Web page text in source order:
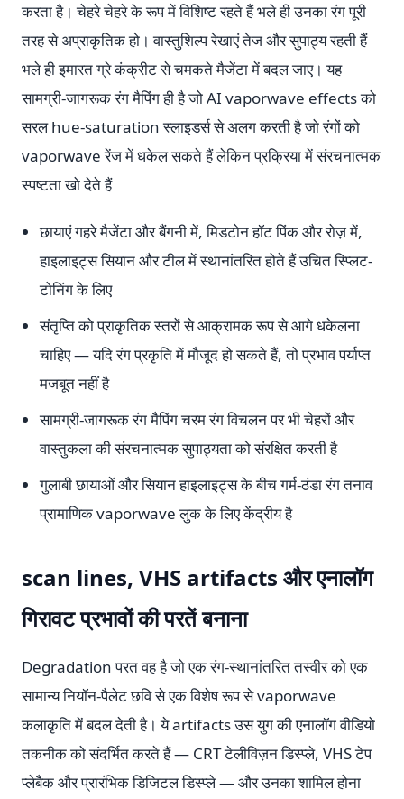
करता है। चेहरे चेहरे के रूप में विशिष्ट रहते हैं भले ही उनका रंग पूरी
तरह से अप्राकृतिक हो। वास्तुशिल्प रेखाएं तेज और सुपाठ्य रहती हैं
भले ही इमारत ग्रे कंक्रीट से चमकते मैजेंटा में बदल जाए। यह
सामग्री-जागरूक रंग मैपिंग ही है जो AI vaporwave effects को
सरल hue-saturation स्लाइडर्स से अलग करती है जो रंगों को
vaporwave रेंज में धकेल सकते हैं लेकिन प्रक्रिया में संरचनात्मक
स्पष्टता खो देते हैं
छायाएं गहरे मैजेंटा और बैंगनी में, मिडटोन हॉट पिंक और रोज़ में,
हाइलाइट्स सियान और टील में स्थानांतरित होते हैं उचित स्प्लिट-
टोनिंग के लिए
संतृप्ति को प्राकृतिक स्तरों से आक्रामक रूप से आगे धकेलना
चाहिए — यदि रंग प्रकृति में मौजूद हो सकते हैं, तो प्रभाव पर्याप्त
मजबूत नहीं है
सामग्री-जागरूक रंग मैपिंग चरम रंग विचलन पर भी चेहरों और
वास्तुकला की संरचनात्मक सुपाठ्यता को संरक्षित करती है
गुलाबी छायाओं और सियान हाइलाइट्स के बीच गर्म-ठंडा रंग तनाव
प्रामाणिक vaporwave लुक के लिए केंद्रीय है
scan lines, VHS artifacts और एनालॉग
गिरावट प्रभावों की परतें बनाना
Degradation परत वह है जो एक रंग-स्थानांतरित तस्वीर को एक
सामान्य नियॉन-पैलेट छवि से एक विशेष रूप से vaporwave
कलाकृति में बदल देती है। ये artifacts उस युग की एनालॉग वीडियो
तकनीक को संदर्भित करते हैं — CRT टेलीविज़न डिस्प्ले, VHS टेप
प्लेबैक और प्रारंभिक डिजिटल डिस्प्ले — और उनका शामिल होना